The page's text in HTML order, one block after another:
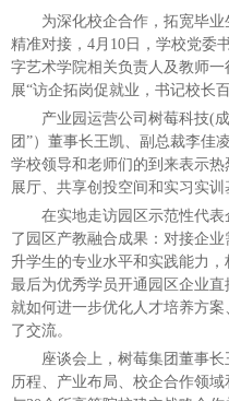
为深化校企合作，拓宽毕
精准对接，4月10日，学校党委
字艺术学院相关负责人及教师
展“访企拓岗促就业，书记校长
产业园运营公司树莓科技(
团”）董事长王凯、副总裁李佳
学校领导和老师们的到来表示
展厅、共享创投空间和实习实训
在实地走访园区示范性代
了园区产教融合成果：对接企
升学生的专业水平和实践能力，
最后为优秀学员开通园区企业
就如何进一步优化人才培养方
了交流。
座谈会上，树莓集团董事
历程、产业布局、校企合作领